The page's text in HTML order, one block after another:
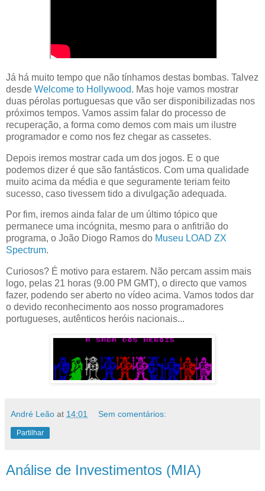
Já há muito tempo que não tínhamos destas bombas. Talvez
desde Welcome to Hollywood. Mas hoje vamos mostrar
duas pérolas portuguesas que vão ser disponibilizadas nos
próximos tempos. Vamos assim falar do processo de
recuperação, a forma como demos com mais um ilustre
programador e como nos fez chegar as cassetes.
Depois iremos mostrar cada um dos jogos. E o que
podemos dizer é que são fantásticos. Com uma qualidade
muito acima da média e que seguramente teriam feito
sucesso, caso tivessem tido a divulgação adequada.
Por fim, iremos ainda falar de um último tópico que
permanece uma incógnita, mesmo para o anfitrião do
programa, o João Diogo Ramos do Museu LOAD ZX
Spectrum.
Curiosos? É motivo para estarem. Não percam assim mais
logo, pelas 21 horas (9.00 PM GMT), o directo que vamos
fazer, podendo ser aberto no vídeo acima. Vamos todos dar
o devido reconhecimento aos nosso programadores
portugueses, autênticos heróis nacionais...
André Leão at 14:01 Sem comentários:
Partilhar
Análise de Investimentos (MIA)